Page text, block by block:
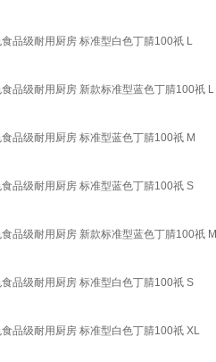
品级耐用厨房 标准型白色丁腈100祇 L
品级耐用厨房 新款标准型蓝色丁腈100祇 L
品级耐用厨房 标准型蓝色丁腈100祇 M
品级耐用厨房 标准型蓝色丁腈100祇 S
品级耐用厨房 新款标准型蓝色丁腈100祇 M
品级耐用厨房 标准型白色丁腈100祇 S
品级耐用厨房 标准型白色丁腈100祇 XL